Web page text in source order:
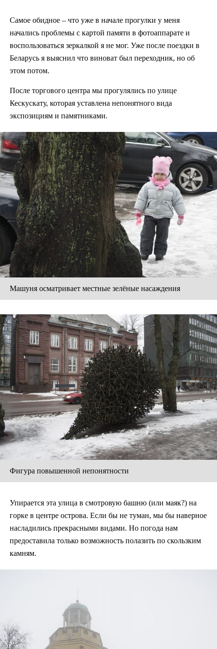
Самое обидное – что уже в начале прогулки у меня
начались проблемы с картой памяти в фотоаппарате и
воспользоваться зеркалкой я не мог. Уже после поездки в
Беларусь я выяснил что виноват был переходник, но об
этом потом.
После торгового центра мы прогулялись по улице
Кескускату, которая уставлена непонятного вида
экспозициям и памятниками.
Машуня осматривает местные зелёные насаждения
Фигура повышенной непонятности
Упирается эта улица в смотровую башню (или маяк?) на
горке в центре острова. Если бы не туман, мы бы наверное
насладились прекрасными видами. Но погода нам
предоставила только возможность полазить по скользким
камням.